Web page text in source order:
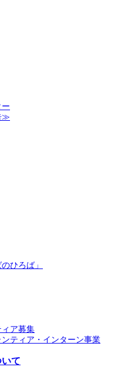
≫
ひろば」
ア募集
ティア・インターン事業
て